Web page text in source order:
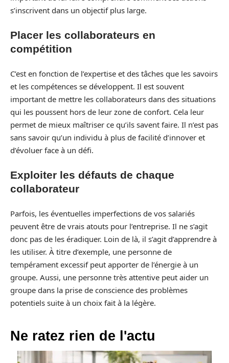
s’inscrivent dans un objectif plus large.
Placer les collaborateurs en
compétition
C’est en fonction de l’expertise et des tâches que les savoirs
et les compétences se développent. Il est souvent
important de mettre les collaborateurs dans des situations
qui les poussent hors de leur zone de confort. Cela leur
permet de mieux maîtriser ce qu’ils savent faire. Il n’est pas
sans savoir qu’un individu à plus de facilité d’innover et
d’évoluer face à un défi.
Exploiter les défauts de chaque
collaborateur
Parfois, les éventuelles imperfections de vos salariés
peuvent être de vrais atouts pour l’entreprise. Il ne s’agit
donc pas de les éradiquer. Loin de là, il s’agit d’apprendre à
les utiliser. À titre d’exemple, une personne de
tempérament excessif peut apporter de l’énergie à un
groupe. Aussi, une personne très attentive peut aider un
groupe dans la prise de conscience des problèmes
potentiels suite à un choix fait à la légère.
Ne ratez rien de l'actu